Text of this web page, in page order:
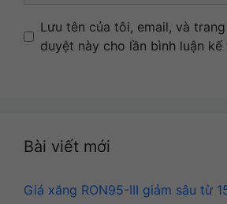
Name
Email
Website
Lưu tên của tôi, email, và
duyệt này cho lần bình luận
Bài viết mới
Giá xăng RON95-III giảm sâu từ